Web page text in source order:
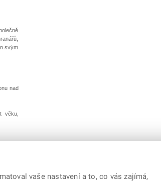
svým
nad
věku,
vaše nastavení a to, co vás zajímá,